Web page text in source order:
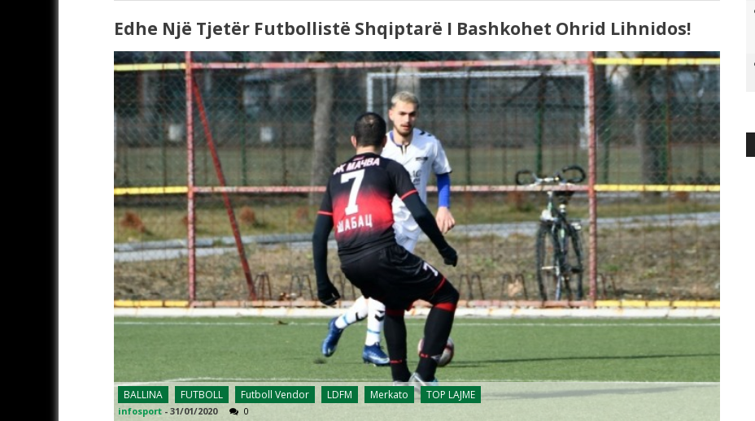
Edhe Një Tjetër Futbollistë Shqiptarë I Bashkohet Ohrid Lihnidos!
BALLINA FUTBOLL Futboll Vendor LDFM Merkato TOP LAJME
infosport - 31/01/2020 0